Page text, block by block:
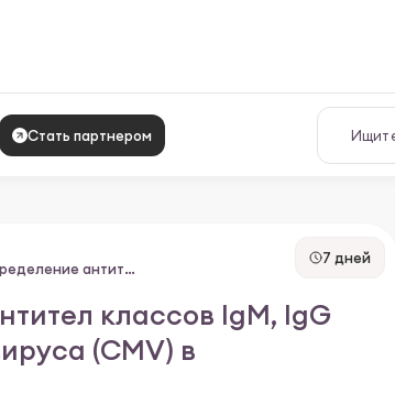
Стать партнером
7 дней
И101(IgG),И102(IgM) Определение антител классов IgM, IgG к предраннему белку цитомегаловируса (CMV) в сыворотке крови
классов IgM, IgG
(CMV) в